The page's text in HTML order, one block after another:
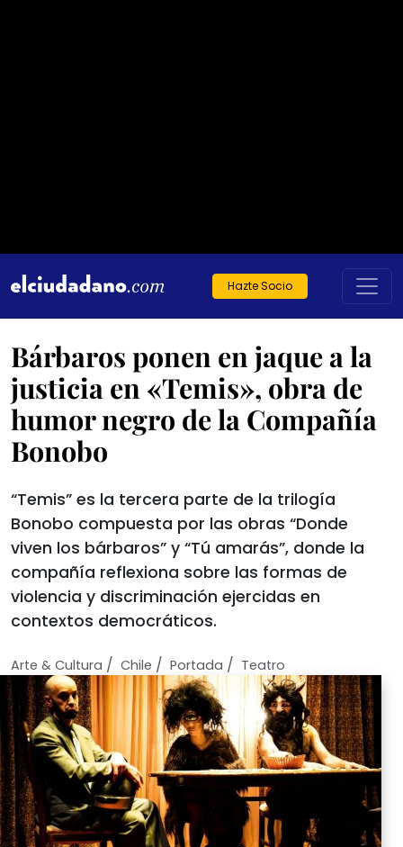
Hazte Socio
Bárbaros ponen en jaque a la
justicia en «Temis», obra de
humor negro de la Compañía
Bonobo
“Temis” es la tercera parte de la trilogía
Bonobo compuesta por las obras “Donde
viven los bárbaros” y “Tú amarás”, donde la
compañía reflexiona sobre las formas de
violencia y discriminación ejercidas en
contextos democráticos.
Arte & Cultura / Chile / Portada / Teatro